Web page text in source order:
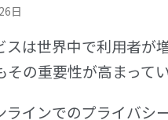
日
スは世界中で利用者が
の重要性が高まってい
ラインでのプライバシ